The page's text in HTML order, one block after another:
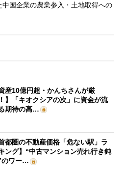
国企業の農業参入・土地取得への
資産10億円超・かんちさんが厳
】「キオクシアの次」に資金が流
期待の高…
首都圏の不動産価格「危ない駅」ラ
ング】“中古マンション売れ行き鈍
のワー…